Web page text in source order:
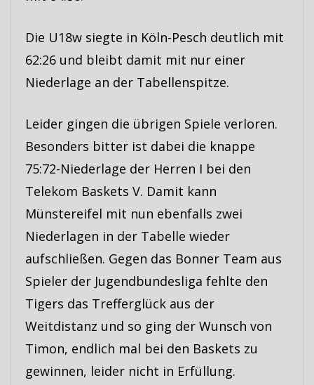
Die U18w siegte in Köln-Pesch deutlich mit
62:26 und bleibt damit mit nur einer
Niederlage an der Tabellenspitze.
Leider gingen die übrigen Spiele verloren.
Besonders bitter ist dabei die knappe
75:72-Niederlage der Herren I bei den
Telekom Baskets V. Damit kann
Münstereifel mit nun ebenfalls zwei
Niederlagen in der Tabelle wieder
aufschließen. Gegen das Bonner Team aus
Spieler der Jugendbundesliga fehlte den
Tigers das Trefferglück aus der
Weitdistanz und so ging der Wunsch von
Timon, endlich mal bei den Baskets zu
gewinnen, leider nicht in Erfüllung.